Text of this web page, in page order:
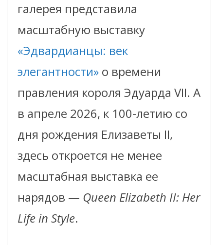
галерея представила
масштабную выставку
«Эдвардианцы: век
элегантности» о времени
правления короля Эдуарда VII. А
в апреле 2026, к 100-летию со
дня рождения Елизаветы II,
здесь откроется не менее
масштабная выставка ее
нарядов — Queen Elizabeth II: Her
Life in Style.